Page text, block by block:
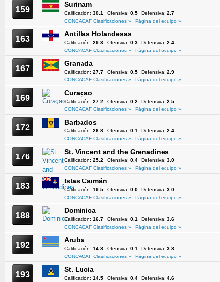
159 Surinam
Calificación: 30.1 Ofensiva: 0.5 Defensiva: 2.7
CONCACAF Clasificaciones »
Página del equipo »
163 Antillas Holandesas
Calificación: 29.3 Ofensiva: 0.3 Defensiva: 2.4
CONCACAF Clasificaciones »
Página del equipo »
167 Granada
Calificación: 27.7 Ofensiva: 0.5 Defensiva: 2.9
CONCACAF Clasificaciones »
Página del equipo »
169 Curaçao
Calificación: 27.2 Ofensiva: 0.2 Defensiva: 2.5
CONCACAF Clasificaciones »
Página del equipo »
172 Barbados
Calificación: 26.8 Ofensiva: 0.1 Defensiva: 2.4
CONCACAF Clasificaciones »
Página del equipo »
176 St. Vincent and the Grenadines
Calificación: 25.2 Ofensiva: 0.4 Defensiva: 3.0
CONCACAF Clasificaciones »
Página del equipo »
183 Islas Caimán
Calificación: 19.5 Ofensiva: 0.0 Defensiva: 3.0
CONCACAF Clasificaciones »
Página del equipo »
188 Dominica
Calificación: 16.7 Ofensiva: 0.1 Defensiva: 3.6
CONCACAF Clasificaciones »
Página del equipo »
192 Aruba
Calificación: 14.8 Ofensiva: 0.1 Defensiva: 3.8
CONCACAF Clasificaciones »
Página del equipo »
193 St. Lucia
Calificación: 14.5 Ofensiva: 0.4 Defensiva: 4.6